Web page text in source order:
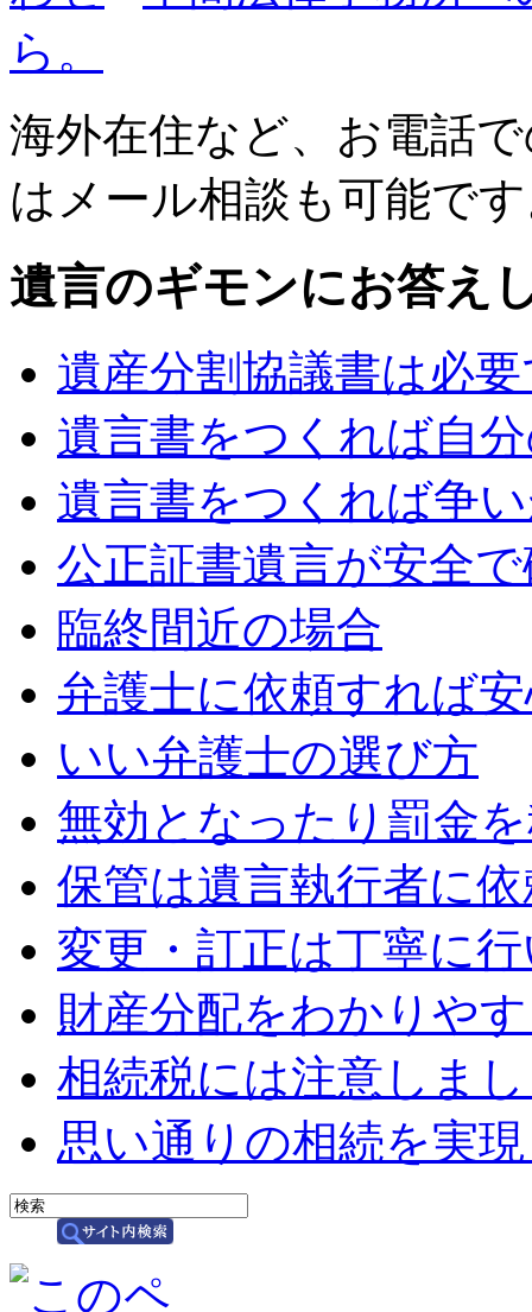
ら。
海外在住など、お電話
はメール相談も可能で
遺言のギモンにお答え
遺産分割協議書は必
遺言書をつくれば自
遺言書をつくれば争
公正証書遺言が安全
臨終間近の場合
弁護士に依頼すれば
いい弁護士の選び方
無効となったり罰金
保管は遺言執行者に
変更・訂正は丁寧に
財産分配をわかりや
相続税には注意しま
思い通りの相続を実